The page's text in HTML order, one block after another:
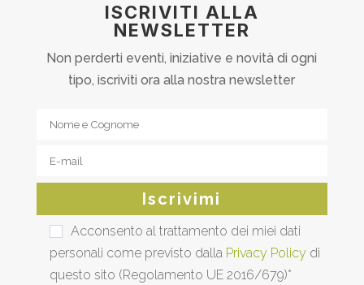
ISCRIVITI ALLA
NEWSLETTER
Non perderti eventi, iniziative e novità di ogni
tipo, iscriviti ora alla nostra newsletter
Acconsento al trattamento dei miei dati
personali come previsto dalla Privacy Policydi
questo sito (Regolamento UE 2016/679)*